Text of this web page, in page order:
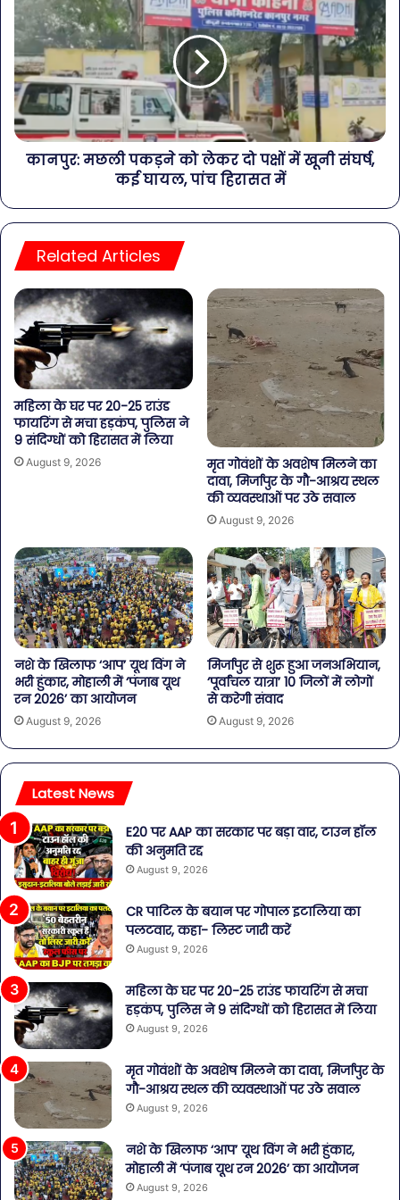
कानपुर: मछली पकड़ने को लेकर दो पक्षों में खूनी संघर्ष,
कई घायल, पांच हिरासत में
Related Articles
महिला के घर पर 20-25 राउंड
फायरिंग से मचा हड़कंप, पुलिस ने
9 संदिग्धों को हिरासत में लिया
August 9, 2026
मृत गोवंशों के अवशेष मिलने का
दावा, मिर्जापुर के गौ-आश्रय स्थल
की व्यवस्थाओं पर उठे सवाल
August 9, 2026
नशे के खिलाफ ‘आप’ यूथ विंग ने
भरी हुंकार, मोहाली में ‘पंजाब यूथ
रन 2026’ का आयोजन
August 9, 2026
मिर्जापुर से शुरू हुआ जनअभियान,
‘पूर्वांचल यात्रा’ 10 जिलों में लोगों
से करेगी संवाद
August 9, 2026
Latest News
E20 पर AAP का सरकार पर बड़ा वार, टाउन हॉल
की अनुमति रद्द
August 9, 2026
CR पाटिल के बयान पर गोपाल इटालिया का
पलटवार, कहा- लिस्ट जारी करें
August 9, 2026
महिला के घर पर 20-25 राउंड फायरिंग से मचा
हड़कंप, पुलिस ने 9 संदिग्धों को हिरासत में लिया
August 9, 2026
मृत गोवंशों के अवशेष मिलने का दावा, मिर्जापुर के
गौ-आश्रय स्थल की व्यवस्थाओं पर उठे सवाल
August 9, 2026
नशे के खिलाफ ‘आप’ यूथ विंग ने भरी हुंकार,
मोहाली में ‘पंजाब यूथ रन 2026’ का आयोजन
August 9, 2026